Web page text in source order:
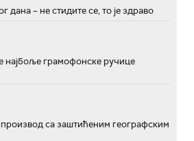
дана – не стидите се, то је здраво
најбоље грамофонске ручице
са заштићеним географским